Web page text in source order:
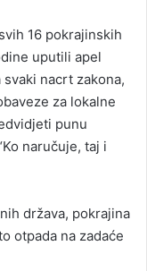
16 pokrajinskih
uputili apel
nacrt zakona,
za lokalne
punu
naručuje, taj i
država, pokrajina
otpada na zadaće